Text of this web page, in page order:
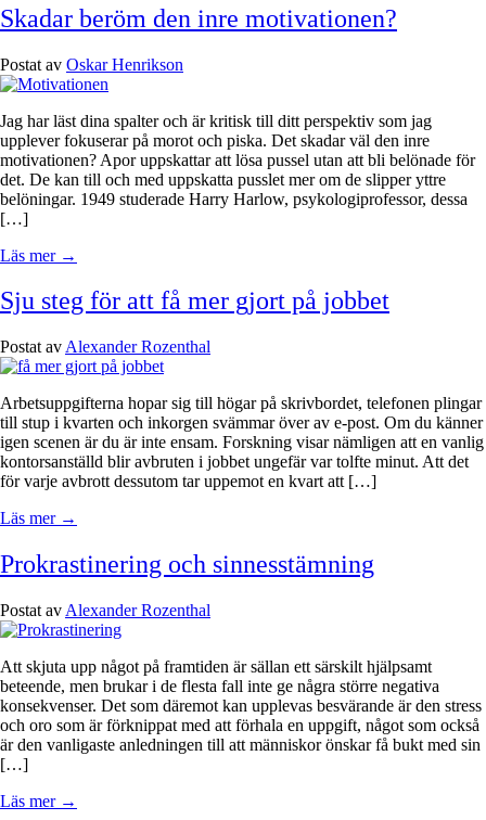
Skadar beröm den inre motivationen?
Postat av Oskar Henrikson
Jag har läst dina spalter och är kritisk till ditt perspektiv som jag
upplever fokuserar på morot och piska. Det skadar väl den inre
motivationen? Apor uppskattar att lösa pussel utan att bli belönade för
det. De kan till och med uppskatta pusslet mer om de slipper yttre
belöningar. 1949 studerade Harry Harlow, psykologiprofessor, dessa
[…]
Läs mer →
Sju steg för att få mer gjort på jobbet
Postat av Alexander Rozenthal
Arbetsuppgifterna hopar sig till högar på skrivbordet, telefonen plingar
till stup i kvarten och inkorgen svämmar över av e-post. Om du känner
igen scenen är du är inte ensam. Forskning visar nämligen att en vanlig
kontorsanställd blir avbruten i jobbet ungefär var tolfte minut. Att det
för varje avbrott dessutom tar uppemot en kvart att […]
Läs mer →
Prokrastinering och sinnesstämning
Postat av Alexander Rozenthal
Att skjuta upp något på framtiden är sällan ett särskilt hjälpsamt
beteende, men brukar i de flesta fall inte ge några större negativa
konsekvenser. Det som däremot kan upplevas besvärande är den stress
och oro som är förknippat med att förhala en uppgift, något som också
är den vanligaste anledningen till att människor önskar få bukt med sin
[…]
Läs mer →